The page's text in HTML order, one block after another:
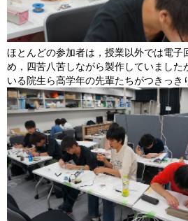
ほとんどの参加者は，授業以外では電子
め，四苦八苦しながら製作していました
いる院生ら高学年の先輩たちがつきっき